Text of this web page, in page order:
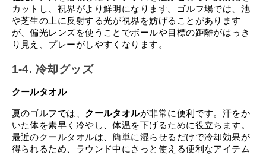
カットし、視界がより鮮明になります。ゴルフ場では、池
や芝生の上に反射する光が視界を妨げることがあります
が、偏光レンズを使うことでボールや目標の距離がはっき
り見え、プレーがしやすくなります。
1-4. 冷却グッズ
クールタオル
夏のゴルフでは、 クールタオルが非常に便利です。汗をか
いた体を素早く冷やし、体温を下げるために役立ちます。
最近のクールタオルは、簡単に湿らせるだけで冷却効果が
得られるため、ラウンド中にさっと使える便利なアイテム